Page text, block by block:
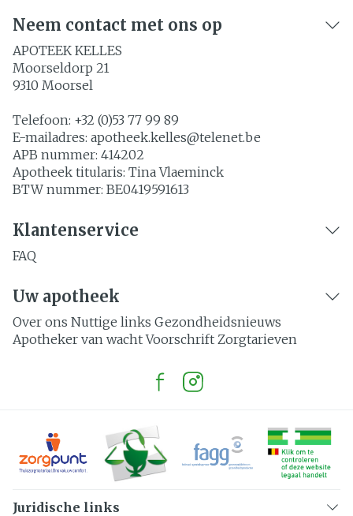
Neem contact met ons op
APOTEEK KELLES
Moorseldorp 21
9310 Moorsel
Telefoon: +32 (0)53 77 99 89
E-mailadres: apotheek.kelles@telenet.be
APB nummer: 414202
Apotheek titularis: Tina Vlaeminck
BTW nummer: BE0419591613
Klantenservice
FAQ
Uw apotheek
Over ons Nuttige links Gezondheidsnieuws
Apotheker van wacht Voorschrift Zorgtarieven
Juridische links